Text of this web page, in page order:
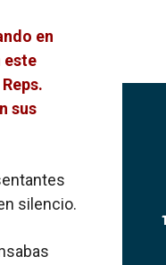
en
este
sus
silencio.